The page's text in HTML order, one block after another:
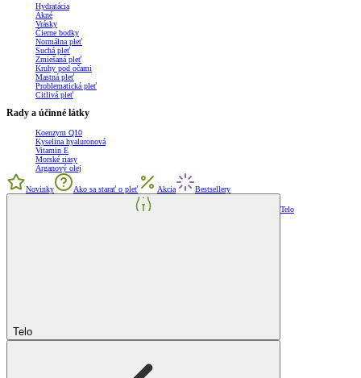
Hydratácia
Akné
Vrásky
Čierne bodky
Normálna pleť
Suchá pleť
Zmiešaná pleť
Kruhy pod očami
Mastná pleť
Problematická pleť
Citlivá pleť
Rady a účinné látky
Koenzym Q10
Kyselina hyaluronová
Vitamin E
Morské riasy
Arganový olej
Novinky Ako sa starať o pleť Akcia Bestsellery
Telo
Telo